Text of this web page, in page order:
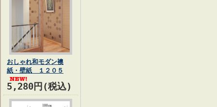
おしゃれ和モダン襖
紙・壁紙 １２０５
5,280円(税込)